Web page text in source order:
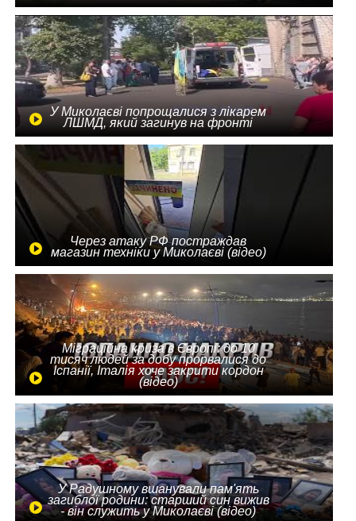
У Миколаєві попрощалися з лікарем
ЛШМД, який загинув на фронті
Через атаку РФ постраждав
магазин техніки у Миколаєві (відео)
Міграційна криза в Європі: до 10
тисяч людей за добу прорвалися до
Іспанії, Італія хоче закрити кордон
(відео)
У Радушному вшанували пам'ять
загиблої родини: старший син вижив
- він служить у Миколаєві (відео)